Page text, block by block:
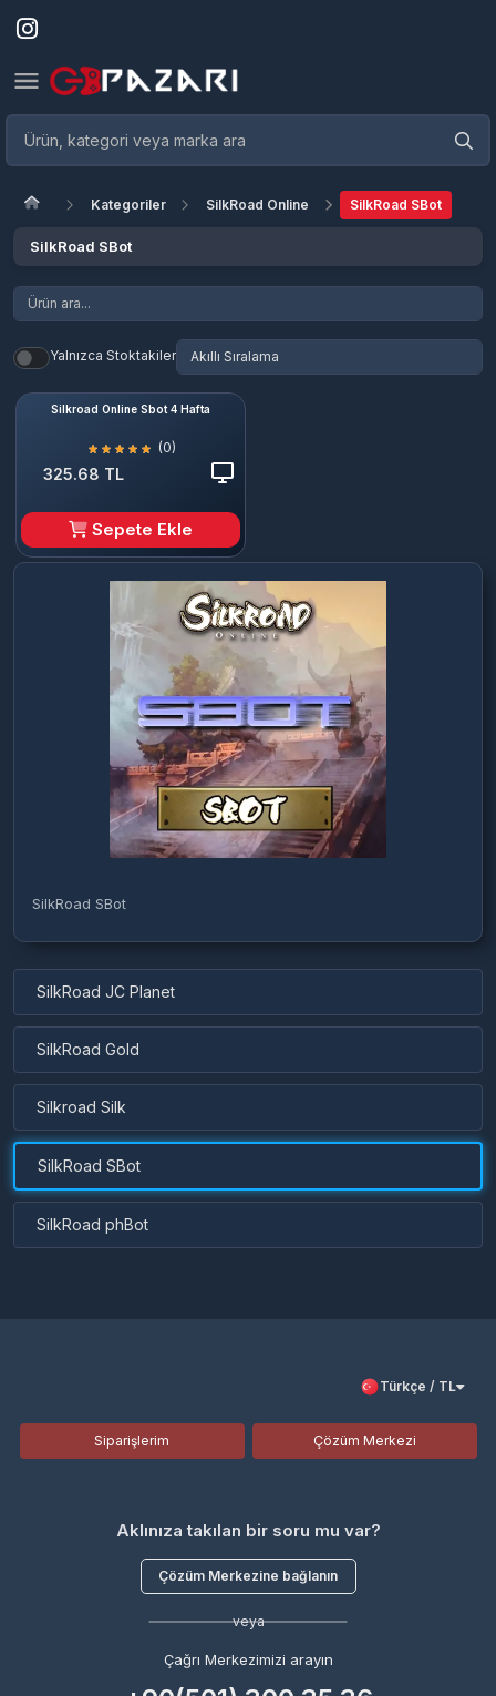
Kategoriler SilkRoad Online SilkRoad SBot
SilkRoad SBot
Yalnızca Stoktakiler
Silkroad Online Sbot 4 Hafta
(0)
325.68 TL
Sepete Ekle
SilkRoad SBot
SilkRoad JC Planet
SilkRoad Gold
Silkroad Silk
SilkRoad SBot
SilkRoad phBot
Türkçe / TL
Siparişlerim Çözüm Merkezi
Aklınıza takılan bir soru mu var?
Çözüm Merkezine bağlanın
veya
Çağrı Merkezimizi arayın